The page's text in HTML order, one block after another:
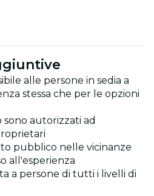
alle persone in sedia a
stessa che per le opzioni
sono autorizzati ad
pubblico nelle vicinanze
all'esperienza
a persone di tutti i livelli di